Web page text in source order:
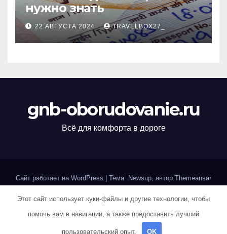
нужно знать
22 АВГУСТА 2024 TRAVELBOX27_
gnb-oborudovanie.ru
Всё для комфорта в дороге
Сайт работает на WordPress Тема: Newsup, автор Themeansar
Home Sample Page Авторам и правообладателям
Политика конфиденциальности
Этот сайт использует куки-файлы и другие технологии, чтобы
помочь вам в навигации, а также предоставить лучший
пользовательский опыт. OK